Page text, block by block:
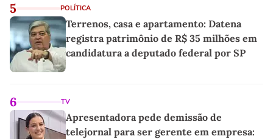
5 POLÍTICA
Terrenos, casa e apartamento: Datena
registra patrimônio de R$ 35 milhões em
candidatura a deputado federal por SP
6 TV
Apresentadora pede demissão de
telejornal para ser gerente em empresa: